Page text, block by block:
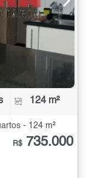
124 m²
- 124 m²
R$ 735.000